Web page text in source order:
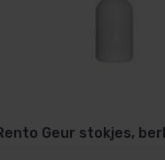
Geur stokjes,